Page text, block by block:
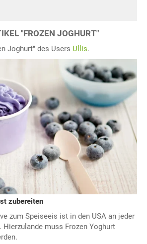
"FROZEN JOGHURT"
Joghurt" des Users Ullis.
zubereiten
zum Speiseeis ist in den USA an jeder
Hierzulande muss Frozen Yoghurt